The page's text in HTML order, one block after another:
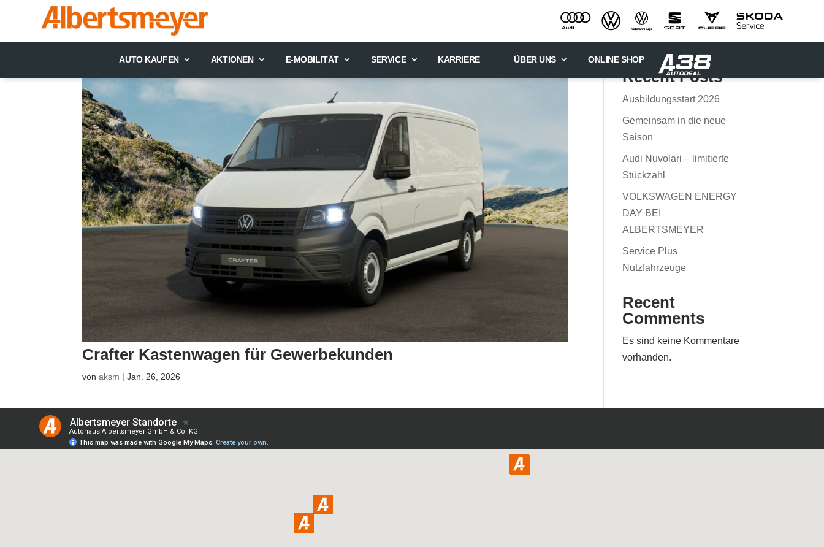
AUTO KAUFEN AKTIONEN E-MOBILITÄT SERVICE KARRIERE ÜBER UNS ONLINE SHOP
Crafter Kastenwagen für Gewerbekunden
vonaksm |Jan. 26, 2026
Recent Posts
Ausbildungsstart 2026
Gemeinsam in die neue
Saison
Audi Nuvolari – limitierte
Stückzahl
VOLKSWAGEN ENERGY
DAY BEI
ALBERTSMEYER
Service Plus
Nutzfahrzeuge
Recent
Comments
Es sind keine Kommentare
vorhanden.